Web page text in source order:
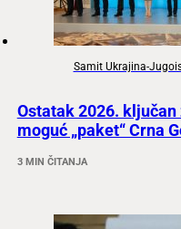
Samit Ukrajina-
Ostatak 2026.
moguć „paket“ Crna
3 MIN ČITANJA